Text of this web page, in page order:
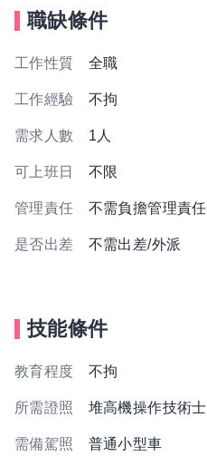
職缺條件
工作性質 全職
工作經驗 不拘
需求人數 1人
可上班日 不限
管理責任 不需負擔管理責任
是否出差 不需出差/外派
技能條件
教育程度 不拘
所需證照 堆高機操作技術士
需備駕照 普通小型車